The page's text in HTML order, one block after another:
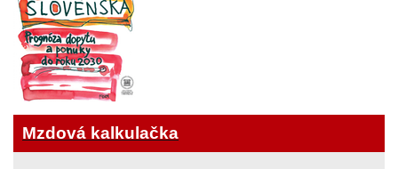
Mzdová kalkulačka